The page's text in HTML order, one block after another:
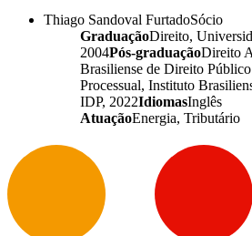
Thiago Sandoval FurtadoSócio
GraduaçãoDireito,
2004Pós-graduaçãoDireito
Brasiliense de Direito
Processual, Instituto
IDP, 2022IdiomasInglês
AtuaçãoEnergia, Tributário